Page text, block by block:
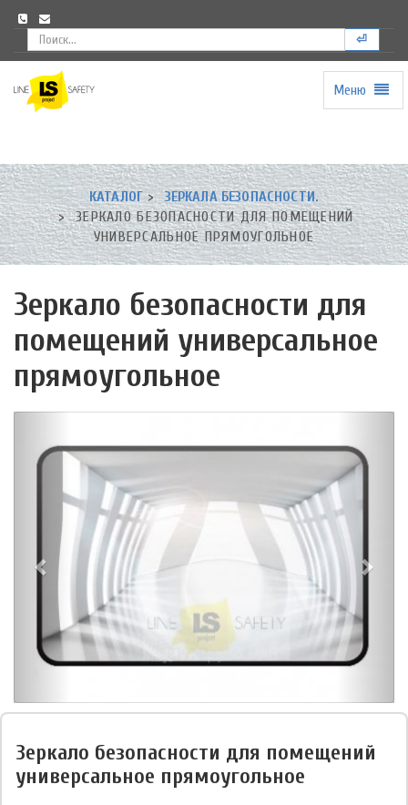
⏎
to
homepage
Меню
КАТАЛОГ
ЗЕРКАЛА БЕЗОПАСНОСТИ.
ЗЕРКАЛО БЕЗОПАСНОСТИ ДЛЯ ПОМЕЩЕНИЙ
УНИВЕРСАЛЬНОЕ ПРЯМОУГОЛЬНОЕ
Зеркало безопасности для
помещений универсальное
прямоугольное
Зеркало безопасности для помещений
универсальное прямоугольное